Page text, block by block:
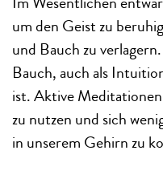
um den Geist zu
und Bauch zu
Bauch, auch als
ist. Aktive
zu nutzen und sich
in unserem Gehirn zu